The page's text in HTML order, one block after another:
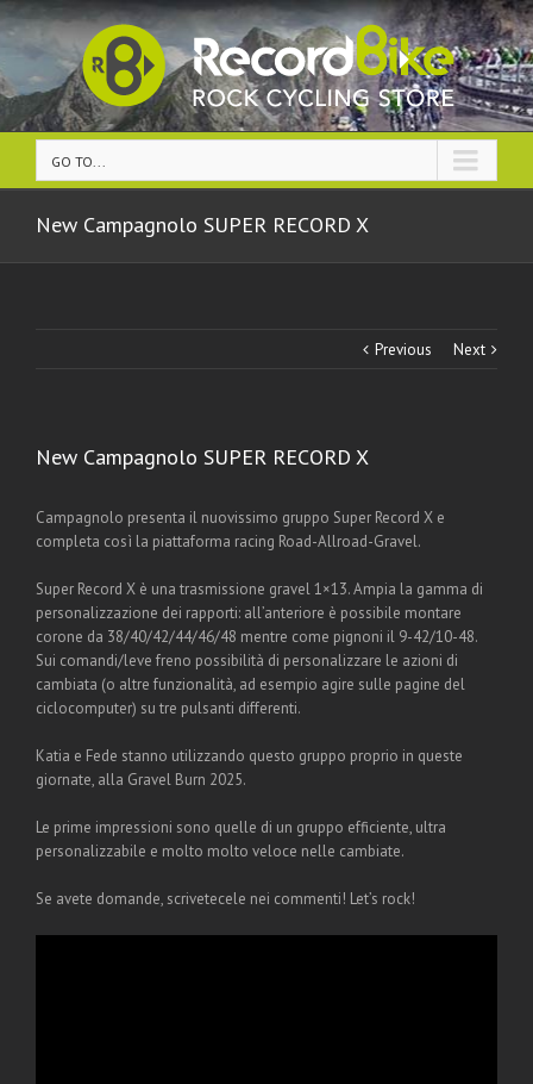
GO TO...
New Campagnolo SUPER RECORD X
Previous Next
New Campagnolo SUPER RECORD X
Campagnolo presenta il nuovissimo gruppo Super Record X e
completa così la piattaforma racing Road-Allroad-Gravel.
Super Record X è una trasmissione gravel 1×13. Ampia la gamma di
personalizzazione dei rapporti: all’anteriore è possibile montare
corone da 38/40/42/44/46/48 mentre come pignoni il 9-42/10-48.
Sui comandi/leve freno possibilità di personalizzare le azioni di
cambiata (o altre funzionalità, ad esempio agire sulle pagine del
ciclocomputer) su tre pulsanti differenti.
Katia e Fede stanno utilizzando questo gruppo proprio in queste
giornate, alla Gravel Burn 2025.
Le prime impressioni sono quelle di un gruppo efficiente, ultra
personalizzabile e molto molto veloce nelle cambiate.
Se avete domande, scrivetecele nei commenti! Let’s rock!